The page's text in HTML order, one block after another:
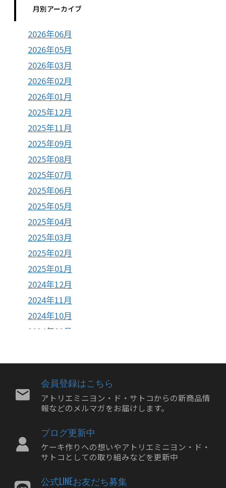
月別アーカイブ
2026年06月
2026年05月
2026年03月
2026年02月
2026年01月
2025年12月
2025年11月
2025年09月
2025年08月
2025年07月
2025年06月
2025年05月
2025年04月
2025年03月
2025年02月
2025年01月
2024年12月
2024年11月
2024年10月
2024年09月
2024年07月
2024年06月
2024年05月
2024年04月
2024年02月
2024年01月
会員登録はこちら
アトリエミニヨン・ド・サトコからの新商品情
報などのメルマガをお届けします。
ブログ更新中
ケーキ作りへの想いやアトリエミニヨン・ド・
サトコとしての取り組みなどを更新中
公式LINEお友だち募集